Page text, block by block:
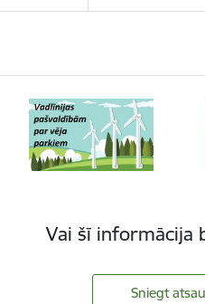
Vai šī informācija
Sniegt